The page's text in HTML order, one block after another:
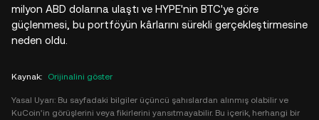
milyon ABD dolarına ulaştı ve HYPE'nin BTC'ye göre
güçlenmesi, bu portföyün kârlarını sürekli gerçekleştirmesine
neden oldu.
Kaynak: Orijinalini göster
Yasal Uyarı: Bu sayfadaki bilgiler üçüncü şahıslardan alınmış olabilir ve
KuCoin'in görüşlerini veya fikirlerini yansıtmayabilir. Bu içerik, herhangi bir